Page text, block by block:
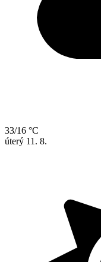
33/16 °C
úterý 11. 8.